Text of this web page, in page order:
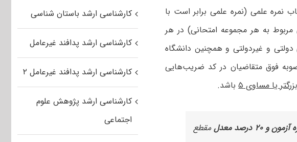
۳۰ در آزمون کارشناسی ارشد سال ۱۴۰۵ حدنصاب نمره علمی (نمره علمی برابر است با
به هر مجموعه امتحانی) در هر
و غیردولتی و همچنین دانشگاه
فوق متقاضیان در کد ضریب‌هایی
یا مساوی ۵ باشد.
مقطع
کارشناسی ارشد باستان شناسی
کارشناسی ارشد پدافند غیرعامل
کارشناسی ارشد پدافند غیرعامل ۲
کارشناسی ارشد پژوهش علوم
اجتماعی